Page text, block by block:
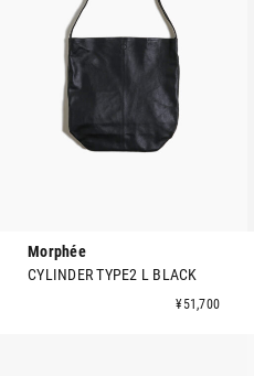
Morphée
CYLINDER TYPE2 L BLACK
¥51,700